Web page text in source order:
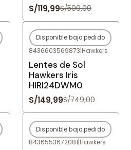
S/119,99S/599,00
-80%OFF
Agotado
Disponible bajo pedido
8436603569873|Hawkers
Lentes de Sol
Hawkers Iris
HIRI24DWM0
S/149,99S/749,00
-80%OFF
Agotado
Disponible bajo pedido
8436553672081|Hawkers